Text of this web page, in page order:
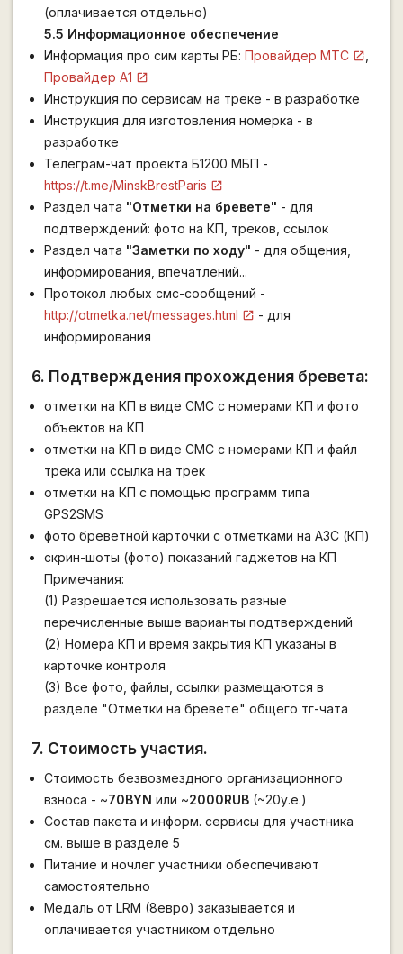
(оплачивается отдельно)
5.5 Информационное обеспечение
Информация про сим карты РБ: Провайдер МТС
Провайдер А1
Инструкция по сервисам на треке - в разработке
Инструкция для изготовления номерка - в
разработке
Телеграм-чат проекта Б1200 МБП -
https://t.me/MinskBrestParis
Раздел чата "Отметки на бревете" - для
подтверждений: фото на КП, треков, ссылок
Раздел чата "Заметки по ходу" - для общения,
информирования, впечатлений...
Протокол любых смс-сообщений -
http://otmetka.net/messages.html
- для
информирования
6. Подтверждения прохождения бревета:
отметки на КП в виде СМС c номерами КП и фото
объектов на КП
отметки на КП в виде СМС c номерами КП и файл
трека или ссылка на трек
отметки на КП с помощью программ типа
GPS2SMS
фото бреветной карточки с отметками на АЗС (КП)
скрин-шоты (фото) показаний гаджетов на КП
Примечания:
(1) Разрешается использовать разные
перечисленные выше варианты подтверждений
(2) Номера КП и время закрытия КП указаны в
карточке контроля
(3) Все фото, файлы, ссылки размещаются в
разделе "Отметки на бревете" общего тг-чата
7. Стоимость участия.
Стоимость безвозмездного организационного
взноса - ~70BYN или ~2000RUB (~20у.е.)
Состав пакета и информ. сервисы для участника
см. выше в разделе 5
Питание и ночлег участники обеспечивают
самостоятельно
Медаль от LRM (8евро) заказывается и
оплачивается участником отдельно